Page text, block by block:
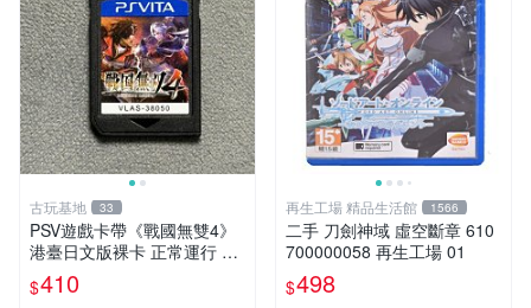
古玩基地 33
PSV遊戲卡帶《戰國無雙4》
港臺日文版裸卡 正常運行 臺
灣索尼專用 游戲機械玩不了
戰國無雙 4 PSV 港版 卡帶 無
$410
再生工場 精品生活館 1566
二手 刀劍神域 虛空斷章 610
700000058 再生工場 01
$498